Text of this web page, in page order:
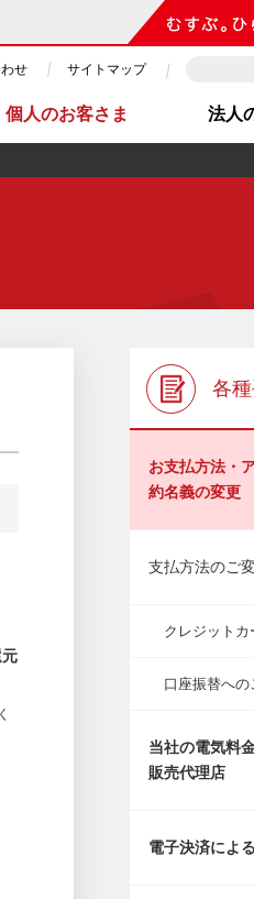
個人のお客さま 法人
せ サイトマップ
各
お支払方法・
約名義の変更
支払方法のご
クレジット
口座振替への
当社の電気料
販売代理店
電子決済によ